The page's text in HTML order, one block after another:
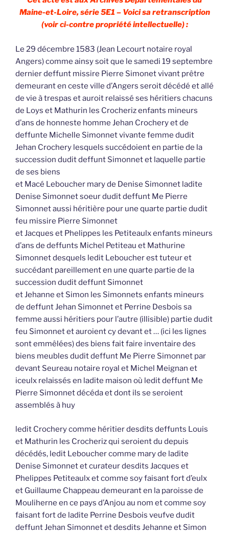
Maine-et-Loire, série 5E1 – Voici sa retranscription
(voir ci-contre propriété intellectuelle) :
Le 29 décembre 1583 (Jean Lecourt notaire royal
Angers) comme ainsy soit que le samedi 19 septembre
dernier deffunt missire Pierre Simonet vivant prêtre
demeurant en ceste ville d’Angers seroit décédé et allé
de vie à trespas et auroit relaissé ses héritiers chacuns
de Loys et Mathurin les Crocheriz enfants mineurs
d’ans de honneste homme Jehan Crochery et de
deffunte Michelle Simonnet vivante femme dudit
Jehan Crochery lesquels succédoient en partie de la
succession dudit deffunt Simonnet et laquelle partie
de ses biens
et Macé Leboucher mary de Denise Simonnet ladite
Denise Simonnet soeur dudit deffunt Me Pierre
Simonnet aussi héritière pour une quarte partie dudit
feu missire Pierre Simonnet
et Jacques et Phelippes les Petiteaulx enfants mineurs
d’ans de deffunts Michel Petiteau et Mathurine
Simonnet desquels ledit Leboucher est tuteur et
succédant pareillement en une quarte partie de la
succession dudit deffunt Simonnet
et Jehanne et Simon les Simonnets enfants mineurs
de deffunt Jehan Simonnet et Perrine Desbois sa
femme aussi héritiers pour l’autre (illisible) partie dudit
feu Simonnet et auroient cy devant et … (ici les lignes
sont emmêlées) des biens fait faire inventaire des
biens meubles dudit deffunt Me Pierre Simonnet par
devant Seureau notaire royal et Michel Meignan et
iceulx relaissés en ladite maison où ledit deffunt Me
Pierre Simonnet décéda et dont ils se seroient
assemblés à huy
ledit Crochery comme héritier desdits deffunts Louis
et Mathurin les Crocheriz qui seroient du depuis
décédés, ledit Leboucher comme mary de ladite
Denise Simonnet et curateur desdits Jacques et
Phelippes Petiteaulx et comme soy faisant fort d’eulx
et Guillaume Chappeau demeurant en la paroisse de
Mouliherne en ce pays d’Anjou au nom et comme soy
faisant fort de ladite Perrine Desbois veufve dudit
deffunt Jehan Simonnet et desdits Jehanne et Simon